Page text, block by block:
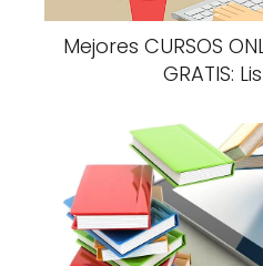
Mejores CURSOS
GRATIS: